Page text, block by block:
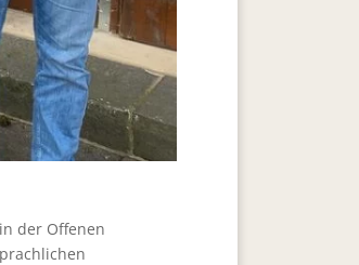
der Offenen